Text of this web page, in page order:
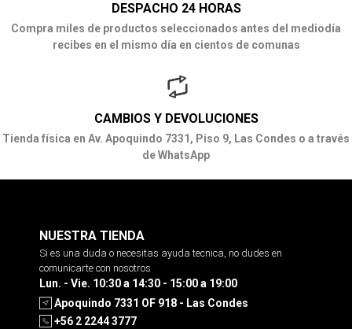
DESPACHO 24 HORAS
Compra miles de productos seleccionados antes del mediodía
recibes en el mismo día en cientos de comunas
CAMBIOS Y DEVOLUCIONES
Tienda física en Av. Apoquindo 7331, Piso 9, Las Condes o a través
de WhatsApp
NUESTRA TIENDA
Si es una duda o necesitas ayuda tecnica, no dudes en
comunicarte con nosotros
Lun. - Vie. 10:30 a 14:30 - 15:00 a 19:00
Apoquindo 7331 OF 918 - Las Condes
+56 2 2244 3777